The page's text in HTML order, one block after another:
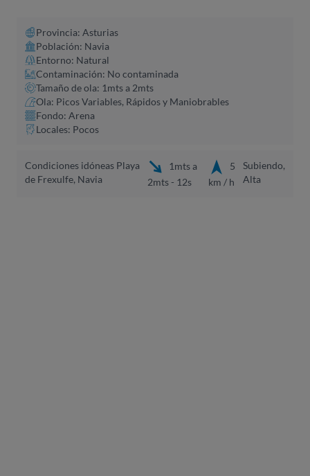
Provincia: Asturias
Población: Navia
Entorno: Natural
Contaminación: No contaminada
Tamaño de ola: 1mts a 2mts
Ola: Picos Variables, Rápidos y Maniobrables
Fondo: Arena
Locales: Pocos
Condiciones idóneas Playa
de Frexulfe, Navia
1mts a
2mts - 12s
5
km / h
Subiendo,
Alta